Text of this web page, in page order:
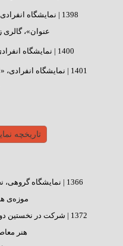
1398 |
نمایشگاه
عنوان»، گالری
1400 | نمایشگاه
1401 |
تاریخچه
1366 |
موزه‌ی
1372 |
هنر